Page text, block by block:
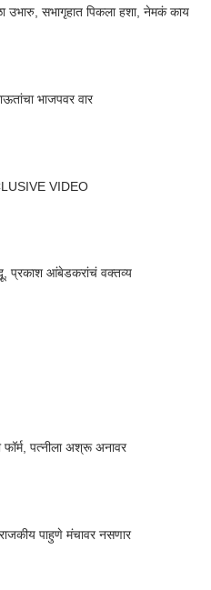
उभारु, सभागृहात पिकला हशा, नेमकं काय
भाजपवर वार
VIDEO
प्रकाश आंबेडकरांचं वक्तव्य
पत्नीला अश्रू अनावर
पाहुणे मंचावर नसणार